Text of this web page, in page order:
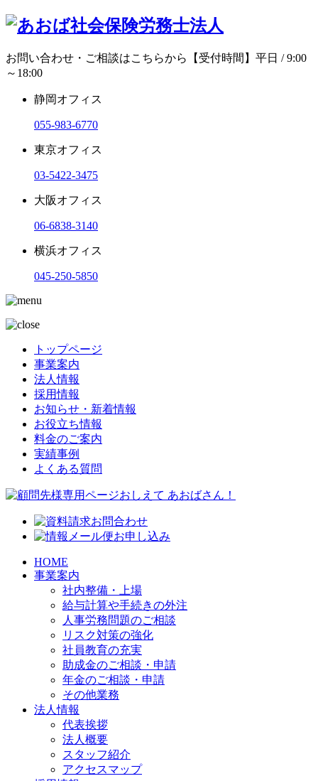
お問い合わせ・ご相談はこちらから
【受付時間】平日 / 9:00
～18:00
静岡オフィス
055-983-6770
東京オフィス
03-5422-3475
大阪オフィス
06-6838-3140
横浜オフィス
045-250-5850
トップページ
事業案内
法人情報
採用情報
お知らせ・新着情報
お役立ち情報
料金のご案内
実績事例
よくある質問
HOME
事業案内
社内整備・上場
給与計算や手続きの外注
人事労務問題のご相談
リスク対策の強化
社員教育の充実
助成金のご相談・申請
年金のご相談・申請
その他業務
法人情報
代表挨拶
法人概要
スタッフ紹介
アクセスマップ